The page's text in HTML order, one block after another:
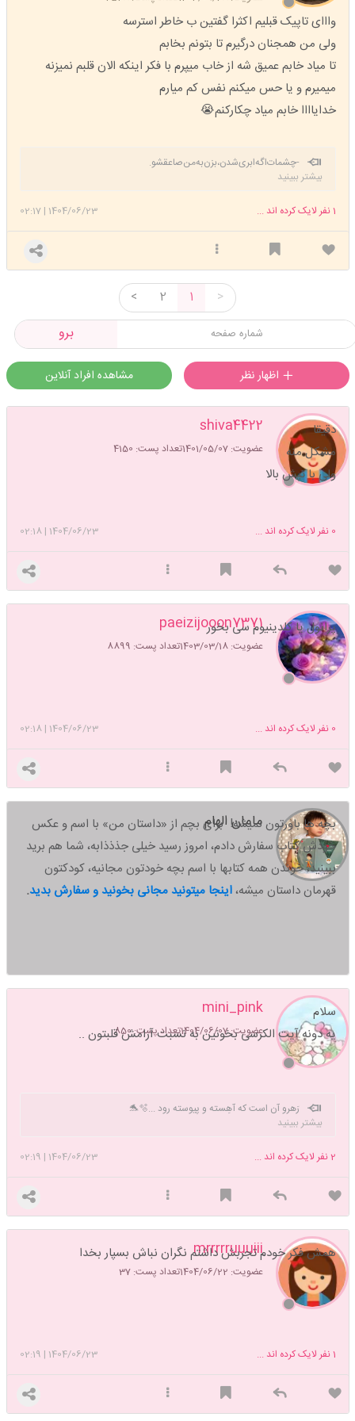
وااای تاپیک قبلیم اکثرا گفتین ب خاطر استرسه
ولی من همجنان درگیرم تا بتونم بخابم
تا میاد خابم عمیق شه از خاب میپرم با فکر اینکه الان قلبم نمیزنه
میمیرم و یا حس میکنم نفس کم میارم
خدایاااا خابم میاد چکارکنم😭
-چشمات‌اگه‌ابری‌شدن،بزن‌به‌من‌صاعقشو.️
بیشتر ببینید
1404/06/23
|
02:17 1نفر لایک کرده اند ...
>
1
2
<
برو
مشاهده افراد آنلاین
shiva4422
عضویت: 1401/05/07 تعداد پست: 4150
دقیقا
مشکل منه
ولی با تپش بالا
1404/06/23
|
02:18 0 نفر لایک کرده اند ...
paeizijooon7371
عضویت: 1403/03/18 تعداد پست: 8899
پرانول یا کلدینیوم سی بخور
1404/06/23
|
02:18 0 نفر لایک کرده اند ...
مامان الهام
بچه ها باورتون نمیشه! برای بچم از «داستان من» با اسم و عکس
خودش کتاب سفارش دادم، امروز رسید خیلی جذذذابه، شما هم برید
ببینید،خوندن همه کتابها با اسم بچه خودتون مجانیه، کودکتون
قهرمان داستان میشه،اینجا میتونید مجانی بخونید و سفارش بدید.
mini_pink
عضویت: 1404/06/07 تعداد پست: 850
سلام
یه دونه آیت الکرسی بخونین به نسبت آرامش قلبتون ..
رَهرو آن است که آهِسته و پیوسته رود ...🫧🐬
بیشتر ببینید
1404/06/23
|
02:19 2نفر لایک کرده اند ...
mrrrrruuuiii
عضویت: 1404/06/22 تعداد پست: 37
همش فکر خودم تجربش داشتم نگران نباش بسپار بخدا
1404/06/23
|
02:19 1نفر لایک کرده اند ...